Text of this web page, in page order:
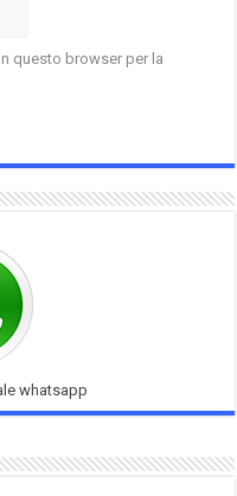
questo browser per la
whatsapp